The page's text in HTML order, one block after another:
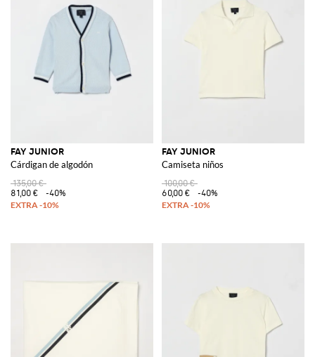
FAY JUNIOR
Cárdigan de algodón
135,00 €
81,00 €
-40%
FAY JUNIOR
Camiseta niños
100,00 €
60,00 €
-40%